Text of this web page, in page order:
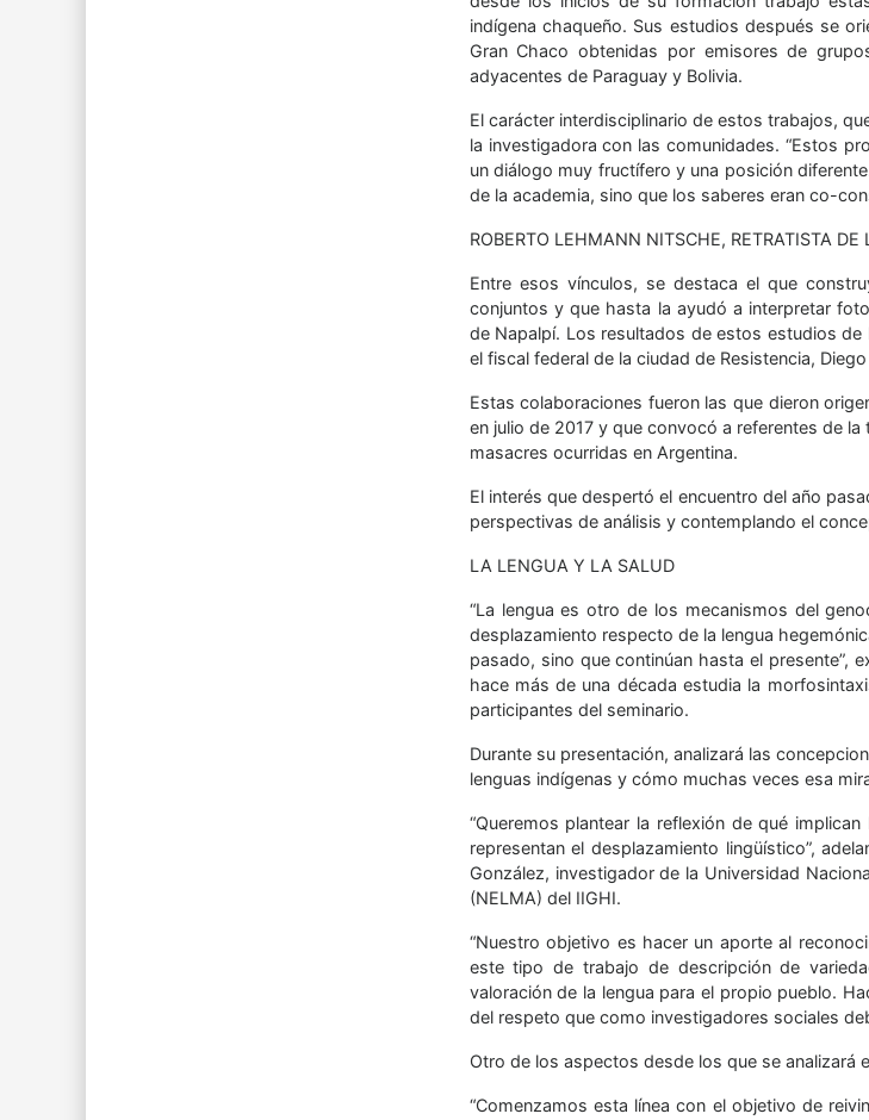
indígena chaqueño. Sus estudios después se
Gran Chaco obtenidas por emisores de
adyacentes de Paraguay y Bolivia.
El carácter interdisciplinario de estos trabajos,
la investigadora con las comunidades. “Estos
un diálogo muy fructífero y una posición
de la academia, sino que los saberes eran co-
ROBERTO LEHMANN NITSCHE, RETRATISTA DE
Entre esos vínculos, se destaca el que
conjuntos y que hasta la ayudó a interpretar
de Napalpí. Los resultados de estos estudios
el fiscal federal de la ciudad de Resistencia,
Estas colaboraciones fueron las que dieron
en julio de 2017 y que convocó a referentes de
masacres ocurridas en Argentina.
El interés que despertó el encuentro del año
perspectivas de análisis y contemplando el
LA LENGUA Y LA SALUD
“La lengua es otro de los mecanismos del
desplazamiento respecto de la lengua
pasado, sino que continúan hasta el presente”,
hace más de una década estudia la
participantes del seminario.
Durante su presentación, analizará las
lenguas indígenas y cómo muchas veces esa
“Queremos plantear la reflexión de qué
representan el desplazamiento lingüístico”,
González, investigador de la Universidad
(NELMA) del IIGHI.
“Nuestro objetivo es hacer un aporte al
este tipo de trabajo de descripción de
valoración de la lengua para el propio pueblo.
del respeto que como investigadores sociales
Otro de los aspectos desde los que se analizará
“Comenzamos esta línea con el objetivo de